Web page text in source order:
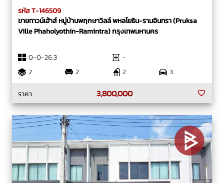
รหัส T-146509
ขายทาวน์เฮ้าส์ หมู่บ้านพฤกษาวิลล์ พหลโยธิน-รามอินทรา (Pruksa
Ville Phaholyothin-Ramintra) กรุงเทพมหานคร
0-0-26.3
-
2
2 2
3
ราคา
3,800,000